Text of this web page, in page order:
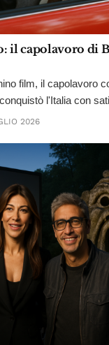
il capolavoro di
film, il capolavoro
l'Italia con
2026